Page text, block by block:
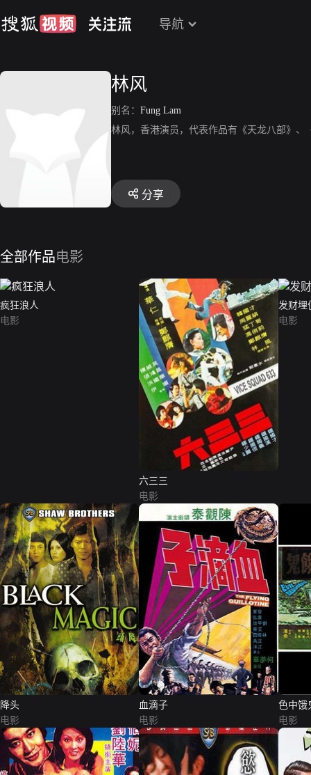
导航
林风
别名： Fung Lam
林风，香港演员，代表作品有《天龙八部》、
分享
全部作品电影
疯狂浪人
电影
六三三
电影
发财埋
电影
降头
电影
血滴子
电影
色中饿
电影